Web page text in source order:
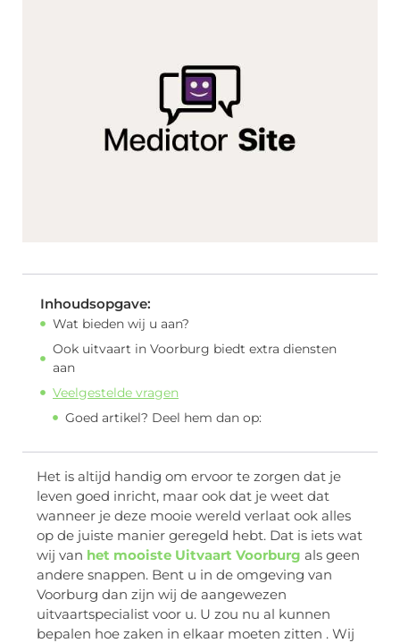
Inhoudsopgave:
Wat bieden wij u aan?
Ook uitvaart in Voorburg biedt extra diensten
aan
Veelgestelde vragen
Goed artikel? Deel hem dan op:
Het is altijd handig om ervoor te zorgen dat je
leven goed inricht, maar ook dat je weet dat
wanneer je deze mooie wereld verlaat ook alles
op de juiste manier geregeld hebt. Dat is iets wat
wij van het mooiste Uitvaart Voorburg als geen
andere snappen. Bent u in de omgeving van
Voorburg dan zijn wij de aangewezen
uitvaartspecialist voor u. U zou nu al kunnen
bepalen hoe zaken in elkaar moeten zitten . Wij